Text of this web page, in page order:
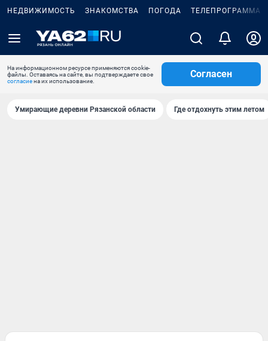
НЕДВИЖИМОСТЬ ЗНАКОМСТВА ПОГОДА ТЕЛЕПРОГРАММА
На информационном ресурсе применяются cookie-
файлы. Оставаясь на сайте, вы подтверждаете свое
согласиена их использование.
Согласен
Умирающие деревни Рязанской области Где отдохнуть этим летом